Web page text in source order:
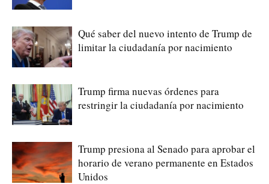
Qué saber del nuevo intento de Trump de
limitar la ciudadanía por nacimiento
Trump firma nuevas órdenes para
restringir la ciudadanía por nacimiento
Trump presiona al Senado para aprobar el
horario de verano permanente en Estados
Unidos